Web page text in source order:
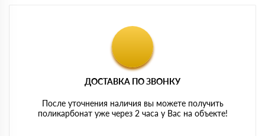
ДОСТАВКА ПО ЗВОНКУ
После уточнения наличия вы можете получить
поликарбонат уже через 2 часа у Вас на объекте!